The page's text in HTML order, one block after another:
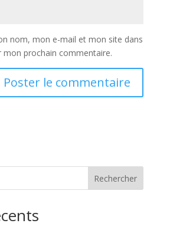
nom, mon e-mail et mon site dans
mon prochain commentaire.
Rechercher